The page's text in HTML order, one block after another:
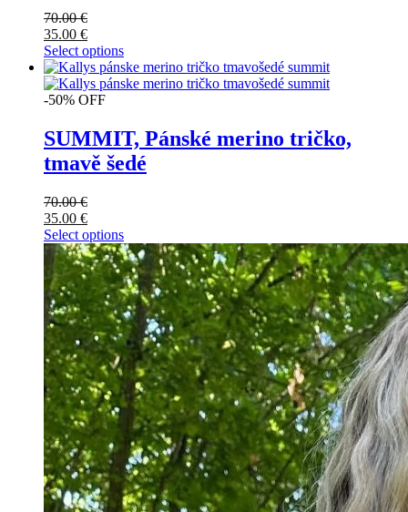
70.00€
35.00 €
Select options
-50% OFF
SUMMIT, Pánské merino tričko,
tmavě šedé
70.00€
35.00 €
Select options